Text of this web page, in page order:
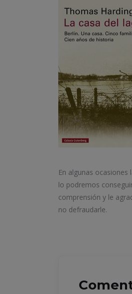
En algunas
lo podremos
comprensión y le
no defraudarle.